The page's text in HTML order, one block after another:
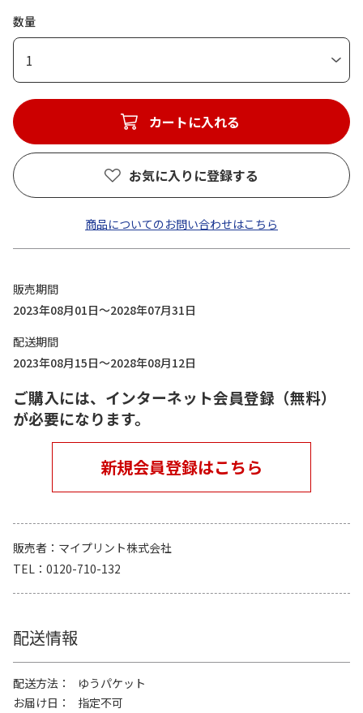
数量
1
カートに入れる
お気に入りに登録する
商品についてのお問い合わせはこちら
販売期間
2023年08月01日～2028年07月31日
配送期間
2023年08月15日～2028年08月12日
ご購入には、インターネット会員登録（無料）
が必要になります。
新規会員登録はこちら
販売者
マイプリント株式会社
TEL
0120-710-132
配送情報
配送方法
ゆうパケット
お届け日
指定不可